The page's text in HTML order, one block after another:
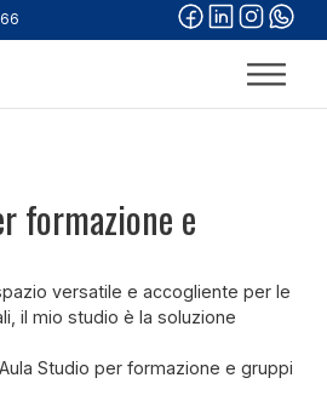
formazione e
versatile e accogliente per le
il mio studio è la soluzione
Aula Studio per formazione e gruppi